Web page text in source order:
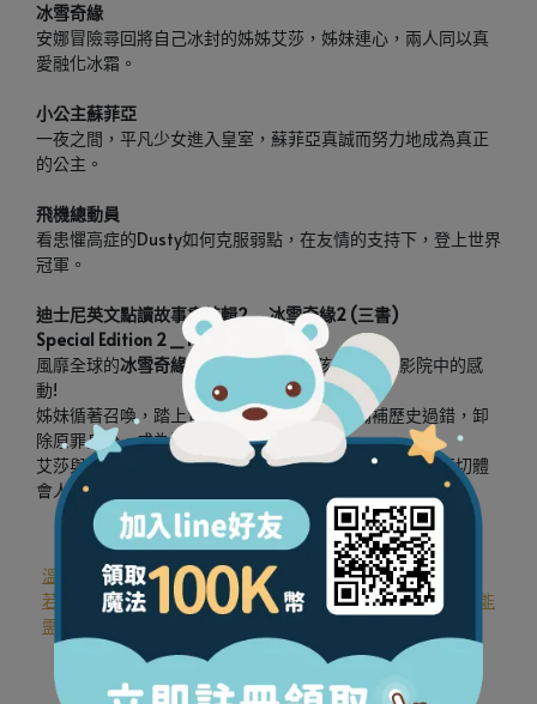
冰雪奇緣
安娜冒險尋回將自己冰封的姊姊艾莎，姊妹連心，兩人同以真
愛融化冰霜。
小公主蘇菲亞
一夜之間，平凡少女進入皇室，蘇菲亞真誠而努力地成為真正
的公主。
飛機總動員
看患懼高症的Dusty如何克服弱點，在友情的支持下，登上世界
冠軍。
迪士尼英文點讀故事書特輯2 _ 冰雪奇緣2 (三書)
Special Edition 2 _ Frozen 2
風靡全球的冰雪奇緣2 ，以故事讀本與孩子重溫電影院中的感
動!
姊妹循著召喚，踏上冒險旅程，解開封印，彌補歷史過錯，卸
除原罪身分，成為連結兩界的橋樑。
艾莎與安娜的真摯姊妹情，帶著孩子迎向未知的冒險，真切體
會人類與大自然和平共存的可貴真諦。
溫馨體醒：
若下載點讀音檔後，點讀此書仍無反應，表示您的點讀筆可能
需要程式更新，請點擊下方圖示